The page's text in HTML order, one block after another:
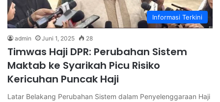
Informasi Terkini
admin Juni 1, 2025 28
Timwas Haji DPR: Perubahan Sistem
Maktab ke Syarikah Picu Risiko
Kericuhan Puncak Haji
Latar Belakang Perubahan Sistem dalam Penyelenggaraan Haji